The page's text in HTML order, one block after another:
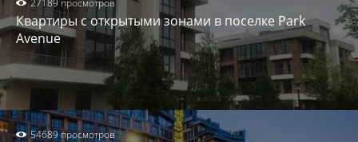
27189 просмотров
Квартиры с открытыми зонами в поселке Park
Avenue
54689 просмотров